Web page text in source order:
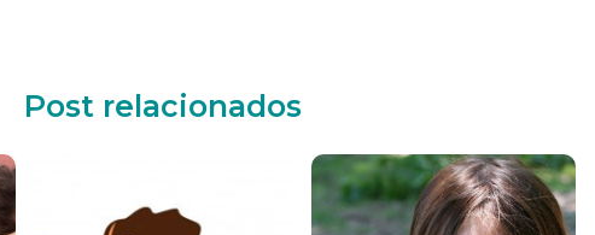
Post relacionados